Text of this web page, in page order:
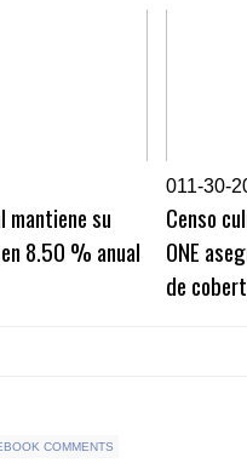
mantiene su
8.50 % anual
011-30-
Censo
ONE
de
COMMENTS